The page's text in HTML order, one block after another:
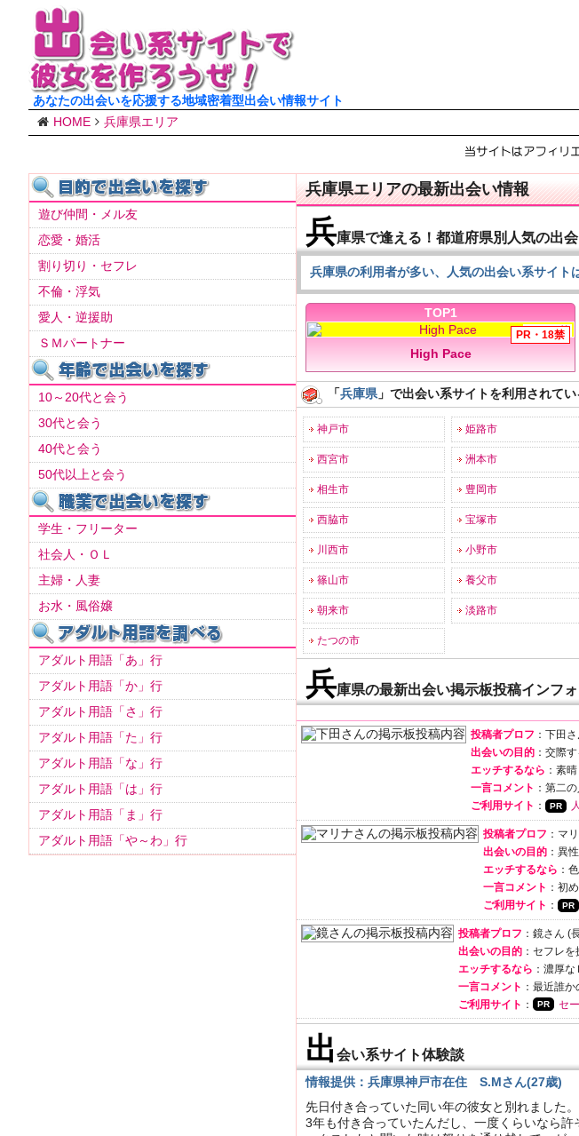
あなたの出会いを応援する地域密着型出会い情報サイト
HOME
兵庫県エリア
遊び仲間・メル友
恋愛・婚活
割り切り・セフレ
不倫・浮気
愛人・逆援助
ＳＭパートナー
10～20代と会う
30代と会う
40代と会う
50代以上と会う
学生・フリーター
社会人・ＯＬ
主婦・人妻
お水・風俗嬢
アダルト用語「あ」行
アダルト用語「か」行
アダルト用語「さ」行
アダルト用語「た」行
アダルト用語「な」行
アダルト用語「は」行
アダルト用語「ま」行
アダルト用語「や～わ」行
兵庫県エリアの最新出会い情報
兵庫県で逢える！都道府県別人気の出
兵庫県の利用者が多い、人気の出会い系サイト
TOP1
High Pace
「兵庫県 」で出会い系サイトを利用されて
神戸市 姫路市
西宮市 洲本市
相生市 豊岡市
西脇市 宝塚市
川西市 小野市
篠山市 養父市
朝来市 淡路市
たつの市
兵庫県の最新出会い掲示板投稿インフ
投稿者プロフ ：下田
出会いの目的 ：交際
エッチするなら ：素
一言コメント ：第二
ご利用サイト ：
投稿者プロフ ：マ
出会いの目的 ：異
エッチするなら ：
一言コメント ：初
ご利用サイト ：
投稿者プロフ ：鏡さん (
出会いの目的 ：セフレ
エッチするなら ：濃厚
一言コメント ：最近誰
ご利用サイト ： セ
出 会い系サイト体験談
情報提供：兵庫県神戸市在住 S.Mさん(27歳)
先日付き合っていた同い年の彼女と別れました。
3年も付き合っていたんだし、一度くらいなら